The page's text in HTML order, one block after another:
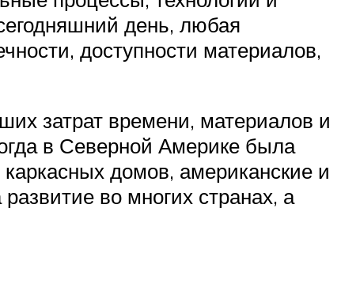
день, любая
доступности материалов,
затрат времени, материалов и
в Северной Америке была
домов, американские и
во многих странах, а